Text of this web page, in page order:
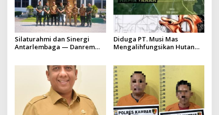
Silaturahmi dan Sinergi
Antarlembaga — Danrem
Diduga PT. Musi Mas
Mengalihfungsikan Hutan
yang diizinkan